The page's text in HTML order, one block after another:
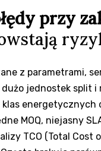
przy
z parametrami,
dużo jednostek
energetycznych
MOQ, niejasny
TCO (Total Cost